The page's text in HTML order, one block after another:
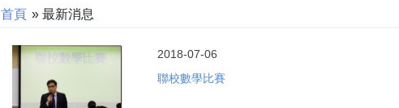
首頁 »最新消息
2018-07-06
聯校數學比賽